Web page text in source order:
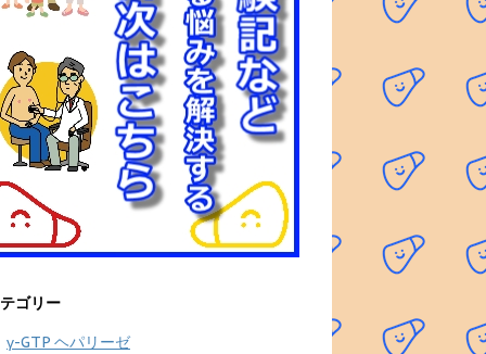
ゴリー
γ-GTP ヘパリーゼ